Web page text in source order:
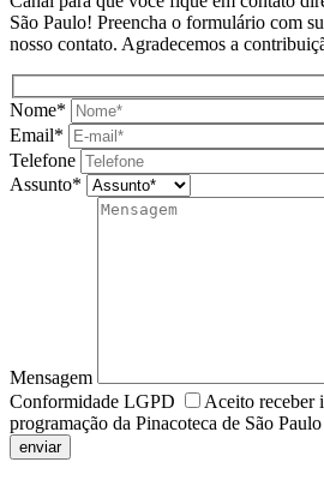
São Paulo! Preencha o formulário com
nosso contato. Agradecemos a
Nome*
Email*
Telefone
Assunto*
Mensagem
Conformidade LGPD
Aceito receber
programação da Pinacoteca de São Paulo
enviar